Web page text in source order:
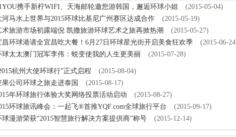
携手新柠WIFI、天海邮轮邀您游韩国，邂逅环球小姐
(2015-05-04)
河马水上世界与2015环球比基尼广州赛区达成合作
(2015-05-19)
术旅游市场初露端倪 凯撒旅游环球艺术之旅再掀热潮
(2015-05-27)
昌环球港请全宜昌吃大餐！6月27日环球星光街开启美食狂欢季
(2015-06-
球太太澳门冠军李伟：蜕变使我的人生更美丽 (2015-07-28)
杭州大使环球行”正式启程
(2015-08-04)
果公司环球之旅走进泰国
(2015-08-17)
年环球旅行体验大奖网络投票活动启动
(2015-08-27)
环球旅讯峰会：一起飞®首推YQF.com全球旅行平台
(2015-09-17)
球漫游荣获“2015智慧旅行解决方案提供商”称号 (2015-12-14)